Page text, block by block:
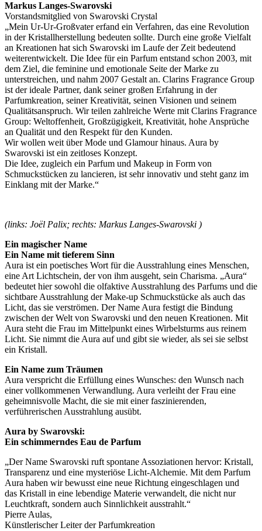
Markus Langes-Swarovski
Vorstandsmitglied von Swarovski Crystal
„Mein Ur-Ur-Großvater erfand ein Verfahren, das eine Revolution
in der Kristallherstellung bedeuten sollte. Durch eine große Vielfalt
an Kreationen hat sich Swarovski im Laufe der Zeit bedeutend
weiterentwickelt. Die Idee für ein Parfum entstand schon 2003, mit
dem Ziel, die feminine und emotionale Seite der Marke zu
unterstreichen, und nahm 2007 Gestalt an. Clarins Fragrance Group
ist der ideale Partner, dank seiner großen Erfahrung in der
Parfumkreation, seiner Kreativität, seinen Visionen und seinem
Qualitätsanspruch. Wir teilen zahlreiche Werte mit Clarins Fragrance
Group: Weltoffenheit, Großzügigkeit, Kreativität, hohe Ansprüche
an Qualität und den Respekt für den Kunden.
Wir wollen weit über Mode und Glamour hinaus. Aura by
Swarovski ist ein zeitloses Konzept.
Die Idee, zugleich ein Parfum und Makeup in Form von
Schmuckstücken zu lancieren, ist sehr innovativ und steht ganz im
Einklang mit der Marke.“
(links: Joël Palix; rechts: Markus Langes-Swarovski )
Ein magischer Name
Ein Name mit tieferem Sinn
Aura ist ein poetisches Wort für die Ausstrahlung eines Menschen,
eine Art Lichtschein, der von ihm ausgeht, sein Charisma. „Aura“
bedeutet hier sowohl die olfaktive Ausstrahlung des Parfums und die
sichtbare Ausstrahlung der Make-up Schmuckstücke als auch das
Licht, das sie verströmen. Der Name Aura festigt die Bindung
zwischen der Welt von Swarovski und den neuen Kreationen. Mit
Aura steht die Frau im Mittelpunkt eines Wirbelsturms aus reinem
Licht. Sie nimmt die Aura auf und gibt sie wieder, als sei sie selbst
ein Kristall.
Ein Name zum Träumen
Aura verspricht die Erfüllung eines Wunsches: den Wunsch nach
einer vollkommenen Verwandlung. Aura verleiht der Frau eine
geheimnisvolle Macht, die sie mit einer faszinierenden,
verführerischen Ausstrahlung ausübt.
Aura by Swarovski:
Ein schimmerndes Eau de Parfum
„Der Name Swarovski ruft spontane Assoziationen hervor: Kristall,
Transparenz und eine mysteriöse Licht-Alchemie. Mit dem Parfum
Aura haben wir bewusst eine neue Richtung eingeschlagen und
das Kristall in eine lebendige Materie verwandelt, die nicht nur
Leuchtkraft, sondern auch Sinnlichkeit ausstrahlt.“
Pierre Aulas,
Künstlerischer Leiter der Parfumkreation